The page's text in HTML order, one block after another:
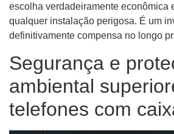
escolha verdadeiramente econômica
qualquer instalação perigosa. É um
definitivamente compensa no longo
Segurança e
ambiental
telefones com